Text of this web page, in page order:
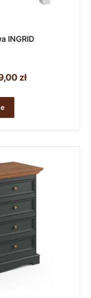
INGRID
złZakres
do
1
ma
Opcje
można
wybrać
na
stronie
produktu